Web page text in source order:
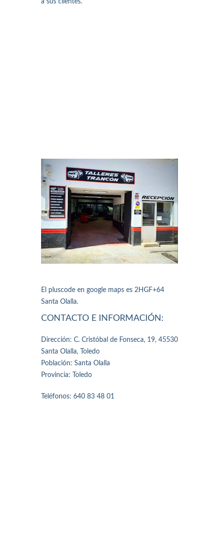
a sus clientes.
El pluscode en google maps es 2HGF+64
Santa Olalla.
CONTACTO E INFORMACIÓN:
Dirección: C. Cristóbal de Fonseca, 19, 45530
Santa Olalla, Toledo
Población: Santa Olalla
Provincia: Toledo
Teléfonos: 640 83 48 01